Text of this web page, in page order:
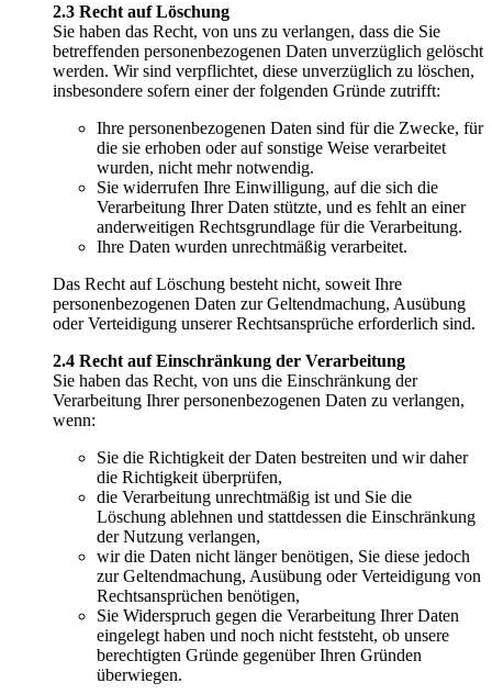
2.3 Recht auf Löschung
Sie haben das Recht, von uns zu verlangen, dass die Sie
betreffenden personenbezogenen Daten unverzüglich gelöscht
werden. Wir sind verpflichtet, diese unverzüglich zu löschen,
insbesondere sofern einer der folgenden Gründe zutrifft:
Ihre personenbezogenen Daten sind für die Zwecke, für
die sie erhoben oder auf sonstige Weise verarbeitet
wurden, nicht mehr notwendig.
Sie widerrufen Ihre Einwilligung, auf die sich die
Verarbeitung Ihrer Daten stützte, und es fehlt an einer
anderweitigen Rechtsgrundlage für die Verarbeitung.
Ihre Daten wurden unrechtmäßig verarbeitet.
Das Recht auf Löschung besteht nicht, soweit Ihre
personenbezogenen Daten zur Geltendmachung, Ausübung
oder Verteidigung unserer Rechtsansprüche erforderlich sind.
2.4 Recht auf Einschränkung der Verarbeitung
Sie haben das Recht, von uns die Einschränkung der
Verarbeitung Ihrer personenbezogenen Daten zu verlangen,
wenn:
Sie die Richtigkeit der Daten bestreiten und wir daher
die Richtigkeit überprüfen,
die Verarbeitung unrechtmäßig ist und Sie die
Löschung ablehnen und stattdessen die Einschränkung
der Nutzung verlangen,
wir die Daten nicht länger benötigen, Sie diese jedoch
zur Geltendmachung, Ausübung oder Verteidigung von
Rechtsansprüchen benötigen,
Sie Widerspruch gegen die Verarbeitung Ihrer Daten
eingelegt haben und noch nicht feststeht, ob unsere
berechtigten Gründe gegenüber Ihren Gründen
überwiegen.